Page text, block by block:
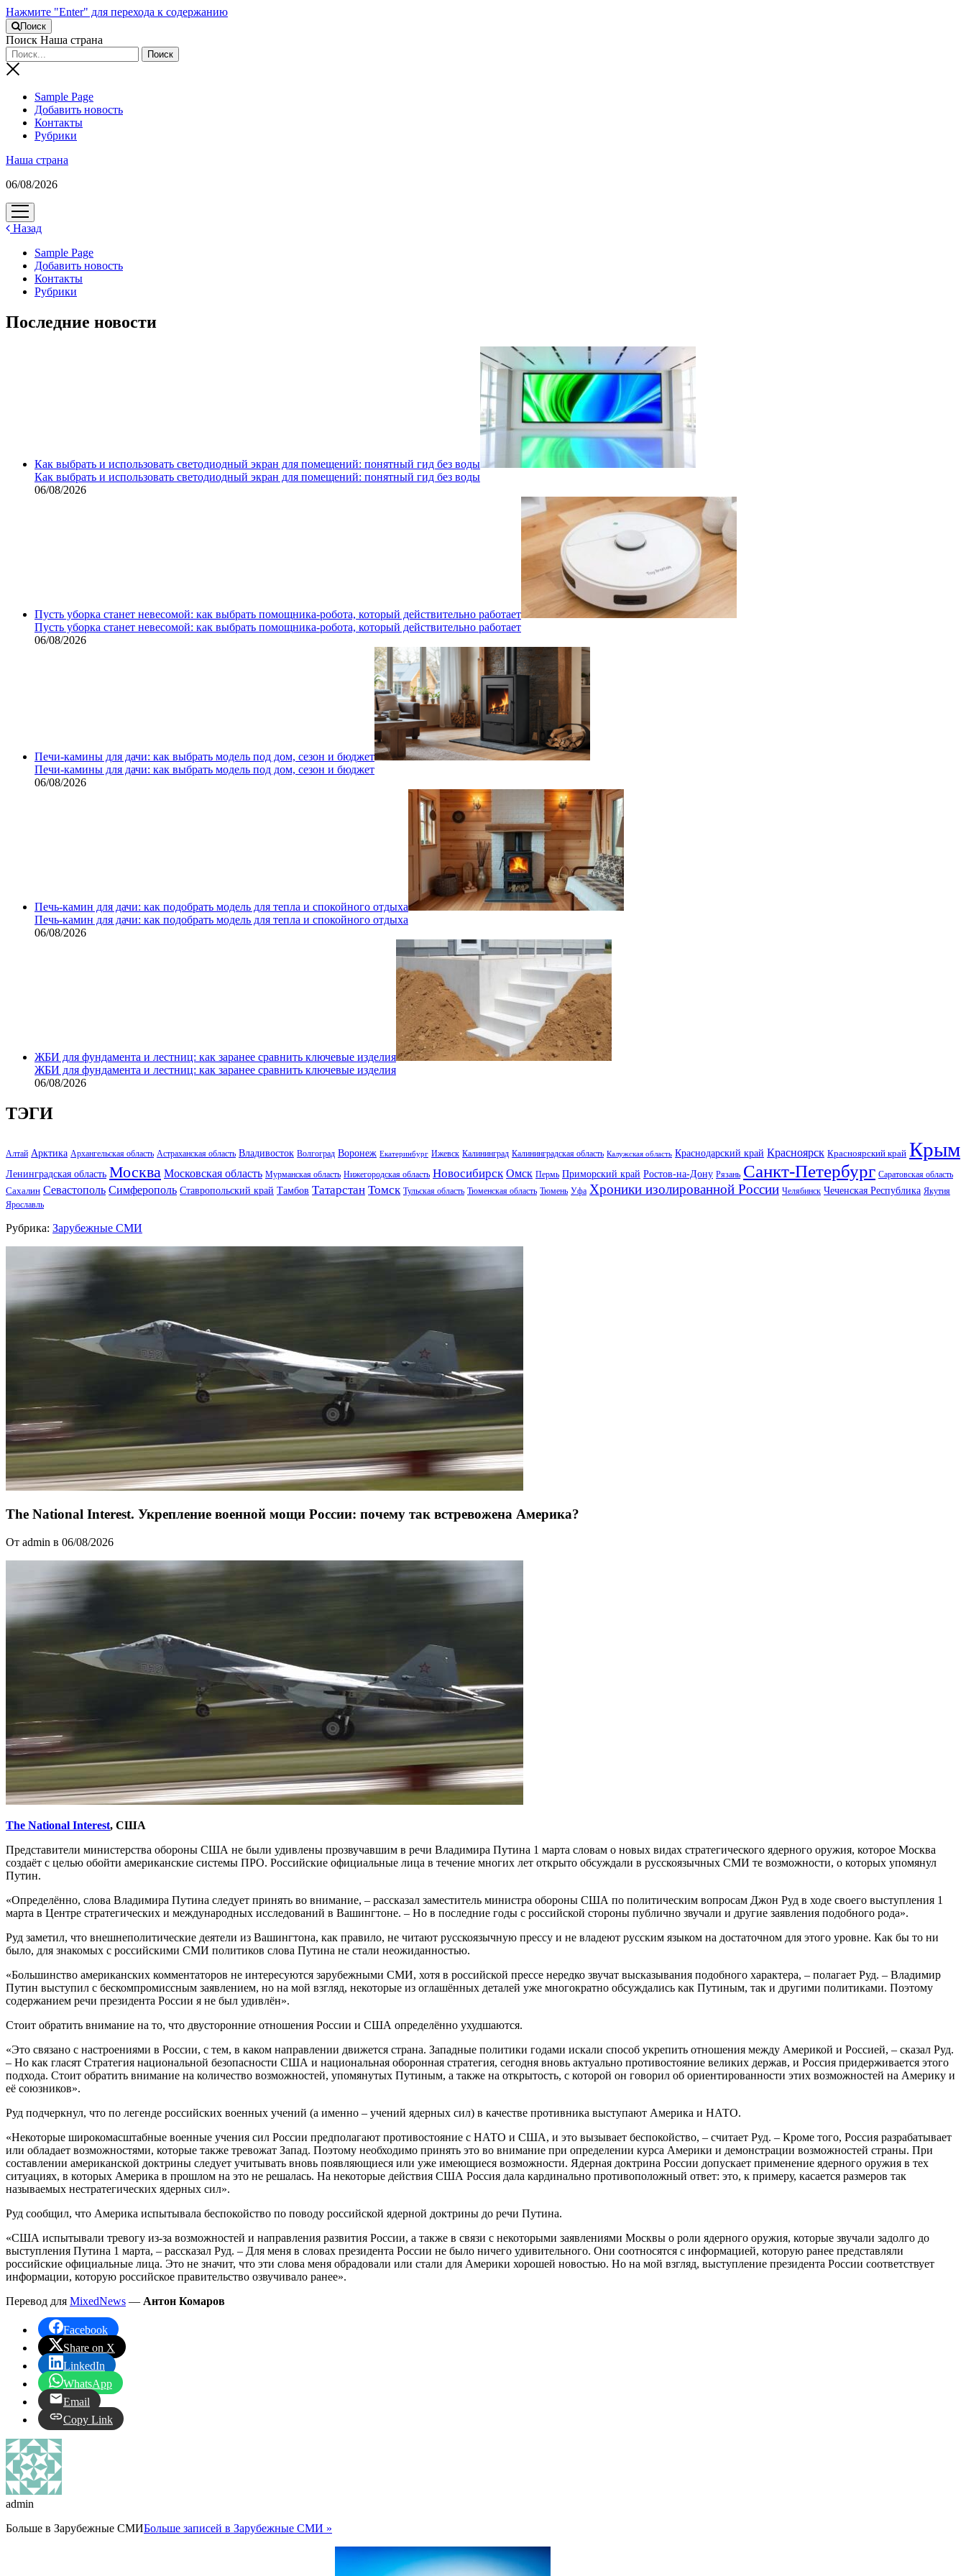
Нажмите "Enter" для перехода к содержанию
Поиск
Поиск Наша страна
Sample Page
Добавить новость
Контакты
Рубрики
Наша страна
06/08/2026
открыть
меню
Назад
Sample Page
Добавить новость
Контакты
Рубрики
Последние новости
Как выбрать и использовать светодиодный экран для помещений: понятный гид без воды
Как выбрать и использовать светодиодный экран для помещений: понятный гид без воды
06/08/2026
Пусть уборка станет невесомой: как выбрать помощника‑робота, который действительно работает
Пусть уборка станет невесомой: как выбрать помощника‑робота, который действительно работает
06/08/2026
Печи-камины для дачи: как выбрать модель под дом, сезон и бюджет
Печи-камины для дачи: как выбрать модель под дом, сезон и бюджет
06/08/2026
Печь-камин для дачи: как подобрать модель для тепла и спокойного отдыха
Печь-камин для дачи: как подобрать модель для тепла и спокойного отдыха
06/08/2026
ЖБИ для фундамента и лестниц: как заранее сравнить ключевые изделия
ЖБИ для фундамента и лестниц: как заранее сравнить ключевые изделия
06/08/2026
ТЭГИ
Алтай Арктика Архангельская область Астраханская область Владивосток Волгоград Воронеж Екатеринбург Ижевск Калининград Калининградская область Калужская область Краснодарский край Красноярск Красноярский край Крым
Ленинградская область Москва Московская область Мурманская область Нижегородская область Новосибирск Омск Пермь Приморский край Ростов-на-Дону Рязань Санкт-Петербург Саратовская область
Сахалин Севастополь Симферополь Ставропольский край Тамбов Татарстан Томск Тульская область Тюменская область Тюмень Уфа Хроники изолированной России Челябинск Чеченская Республика Якутия
Ярославль
Рубрика: Зарубежные СМИ
The National Interest. Укрепление военной мощи России: почему так встревожена Америка?
От admin в 06/08/2026
The National Interest, США
Представители министерства обороны США не были удивлены прозвучавшим в речи Владимира Путина 1 марта словам о новых видах стратегического ядерного оружия, которое Москва
создаёт с целью обойти американские системы ПРО. Российские официальные лица в течение многих лет открыто обсуждали в русскоязычных СМИ те возможности, о которых упомянул
Путин.
«Определённо, слова Владимира Путина следует принять во внимание, – рассказал заместитель министра обороны США по политическим вопросам Джон Руд в ходе своего выступления 1
марта в Центре стратегических и международных исследований в Вашингтоне. – Но в последние годы с российской стороны публично звучали и другие заявления подобного рода».
Руд заметил, что внешнеполитические деятели из Вашингтона, как правило, не читают русскоязычную прессу и не владеют русским языком на достаточном для этого уровне. Как бы то ни
было, для знакомых с российскими СМИ политиков слова Путина не стали неожиданностью.
«Большинство американских комментаторов не интересуются зарубежными СМИ, хотя в российской прессе нередко звучат высказывания подобного характера, – полагает Руд. – Владимир
Путин выступил с бескомпромиссным заявлением, но на мой взгляд, некоторые из оглашённых деталей уже многократно обсуждались как Путиным, так и другими политиками. Поэтому
содержанием речи президента России я не был удивлён».
Стоит обратить внимание на то, что двусторонние отношения России и США определённо ухудшаются.
«Это связано с настроениями в России, с тем, в каком направлении движется страна. Западные политики годами искали способ укрепить отношения между Америкой и Россией, – сказал Руд.
– Но как гласят Стратегия национальной безопасности США и национальная оборонная стратегия, сегодня вновь актуально противостояние великих держав, и Россия придерживается этого
подхода. Стоит обратить внимание на количество возможностей, упомянутых Путиным, а также на открытость, с которой он говорил об ориентированности этих возможностей на Америку и
её союзников».
Руд подчеркнул, что по легенде российских военных учений (а именно – учений ядерных сил) в качестве противника выступают Америка и НАТО.
«Некоторые широкомасштабные военные учения сил России предполагают противостояние с НАТО и США, и это вызывает беспокойство, – считает Руд. – Кроме того, Россия разрабатывает
или обладает возможностями, которые также тревожат Запад. Поэтому необходимо принять это во внимание при определении курса Америки и демонстрации возможностей страны. При
составлении американской доктрины следует учитывать вновь появляющиеся или уже имеющиеся возможности. Ядерная доктрина России допускает применение ядерного оружия в тех
ситуациях, в которых Америка в прошлом на это не решалась. На некоторые действия США Россия дала кардинально противоположный ответ: это, к примеру, касается размеров так
называемых нестратегических ядерных сил».
Руд сообщил, что Америка испытывала беспокойство по поводу российской ядерной доктрины до речи Путина.
«США испытывали тревогу из-за возможностей и направления развития России, а также в связи с некоторыми заявлениями Москвы о роли ядерного оружия, которые звучали задолго до
выступления Путина 1 марта, – рассказал Руд. – Для меня в словах президента России не было ничего удивительного. Они соотносятся с информацией, которую ранее представляли
российские официальные лица. Это не значит, что эти слова меня обрадовали или стали для Америки хорошей новостью. Но на мой взгляд, выступление президента России соответствует
информации, которую российское правительство озвучивало ранее».
Перевод для MixedNews — Антон Комаров
Facebook
Share on X
LinkedIn
WhatsApp
Email
Copy Link
admin
Больше в Зарубежные СМИБольше записей в Зарубежные СМИ »